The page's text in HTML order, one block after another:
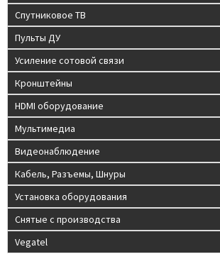
Спутниковое ТВ
Пульты ДУ
Усиление сотовой связи
Кронштейны
HDMI оборудование
Мультимедиа
Видеонаблюдение
Кабель, Разъемы, Шнуры
Установка оборудования
Снятые с производства
Vegatel